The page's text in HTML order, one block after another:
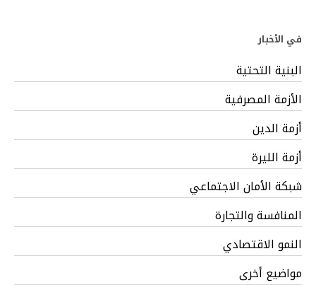
في الأخبار
البنية التحتية
الأزمة المصرفية
أزمة الدين
أزمة الليرة
شبكة الأمان الاجتماعي
المنافسة والتجارة
النمو الاقتصادي
مواضيع أخرى